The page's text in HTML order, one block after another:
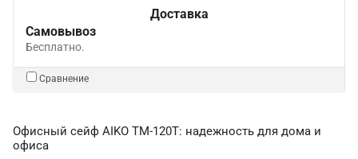
Доставка
Самовывоз
Бесплатно.
Сравнение
Офисный сейф AIKO TM-120T: надежность для дома и
офиса